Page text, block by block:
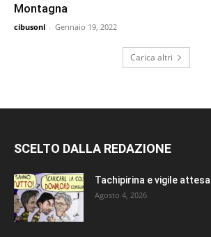
Montagna
cibusonl - Gennaio 19, 2022
Carica altri
SCELTO DALLA REDAZIONE
Tachipirina e vigile attesa
Agosto 4, 2026